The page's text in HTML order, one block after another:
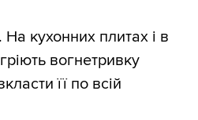
кухонних плитах і в
вогнетривку
її по всій